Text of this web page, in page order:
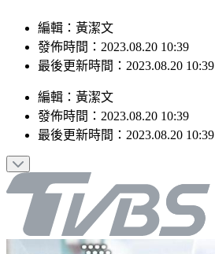
編輯：黃潔文
發佈時間：2023.08.20 10:39
最後更新時間：2023.08.20 10:39
編輯 ： 黃潔文
發佈時間： 2023.08.20 10:39
最後更新時間： 2023.08.20 10:39